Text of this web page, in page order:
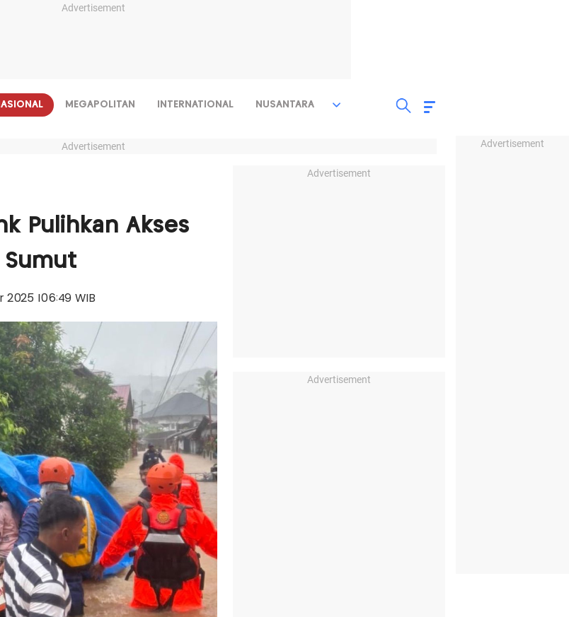
Advertisement
Advertisement
MEGAPOLITAN INTERNATIONAL NUSANTARA
Advertisement
Pulihkan Akses
Sumut
2025 |06:49 WIB
Advertisement
Advertisement